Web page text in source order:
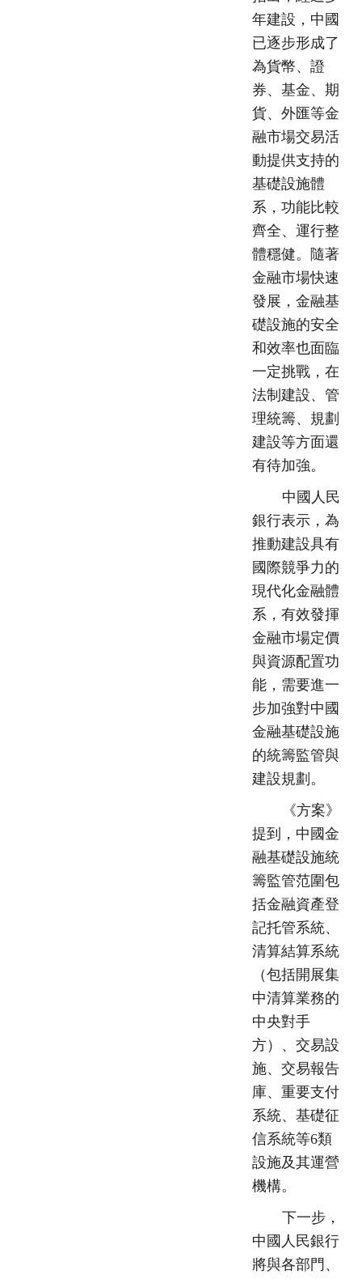
年建設，中國
已逐步形成了
為貨幣、證
券、基金、期
貨、外匯等金
融市場交易活
動提供支持的
基礎設施體
系，功能比較
齊全、運行整
體穩健。隨著
金融市場快速
發展，金融基
礎設施的安全
和效率也面臨
一定挑戰，在
法制建設、管
理統籌、規劃
建設等方面還
有待加強。
中國人民
銀行表示，為
推動建設具有
國際競爭力的
現代化金融體
系，有效發揮
金融市場定價
與資源配置功
能，需要進一
步加強對中國
金融基礎設施
的統籌監管與
建設規劃。
《方案》
提到，中國金
融基礎設施統
籌監管范圍包
括金融資產登
記托管系統、
清算結算系統
（包括開展集
中清算業務的
中央對手
方）、交易設
施、交易報告
庫、重要支付
系統、基礎征
信系統等6類
設施及其運營
機構。
下一步，
中國人民銀行
將與各部門、